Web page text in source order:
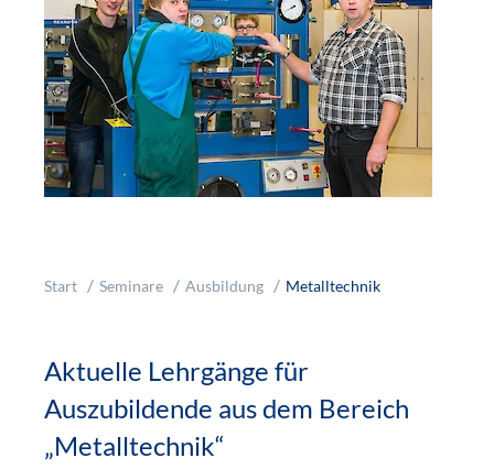
Start Seminare Ausbildung Metalltechnik
Aktuelle Lehrgänge für
Auszubildende aus dem Bereich
„Metalltechnik“